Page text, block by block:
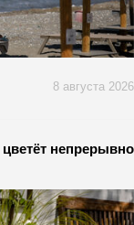
8 августа 2026